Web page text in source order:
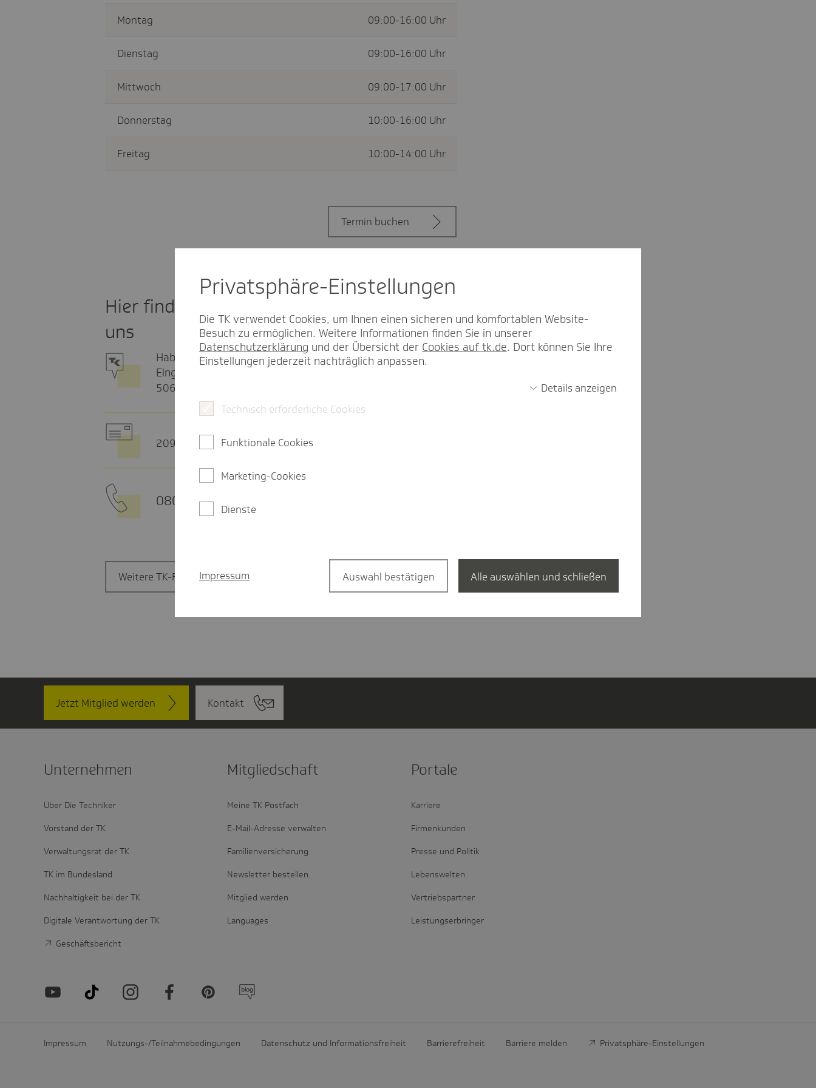
Montag 09:00-16:00 Uhr
Dienstag 09:00-16:00 Uhr
Mittwoch 09:00-17:00 Uhr
Donnerstag 10:00-16:00 Uhr
Freitag 10:00-14:00 Uhr
Termin buchen
Hier finden Sie
uns
Habsburgerring 2
Eingang Pilgrimstr.
50674 Köln
20915 Hamburg
0800 - 285 85 85
Weitere TK-Filiale finden
Jetzt Mitglied werden Kontakt
Unter­nehmen
Über Die Techniker
Vorstand der TK
Verwaltungsrat der TK
TK im Bundesland
Nachhaltigkeit bei der TK
Digitale Verantwortung der TK
Geschäftsbericht
Mitglied­schaft
Meine TK Postfach
E-Mail-Adresse verwalten
Familienversicherung
Newsletter bestellen
Mitglied werden
Languages
Portale
Karriere
Firmenkunden
Presse und Politik
Lebenswelten
Vertriebspartner
Leistungserbringer
Impressum Nutzungs-/Teilnahmebedingungen Datenschutz und Informationsfreiheit Barrierefreiheit Barriere melden Privatsphäre-Einstellungen
Privat­sphäre-Einstel­lungen
Die TK verwendet Cookies, um Ihnen einen sicheren und komfortablen Website-
Besuch zu ermöglichen. Weitere Informationen finden Sie in unserer
Datenschutzerklärung und der Übersicht der Cookies auf tk.de. Dort können Sie Ihre
Einstellungen jederzeit nachträglich anpassen.
Details anzeigen
Technisch erforderliche Cookies
Funktionale Cookies
Marketing-Cookies
Dienste
Impressum Auswahl bestätigen Alle auswählen und schließen